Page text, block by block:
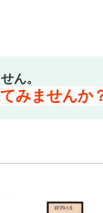
ん。
みませんか